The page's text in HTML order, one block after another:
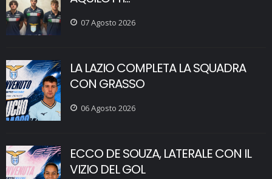
07 Agosto 2026
LA LAZIO COMPLETA LA SQUADRA
CON GRASSO
06 Agosto 2026
ECCO DE SOUZA, LATERALE CON IL
VIZIO DEL GOL